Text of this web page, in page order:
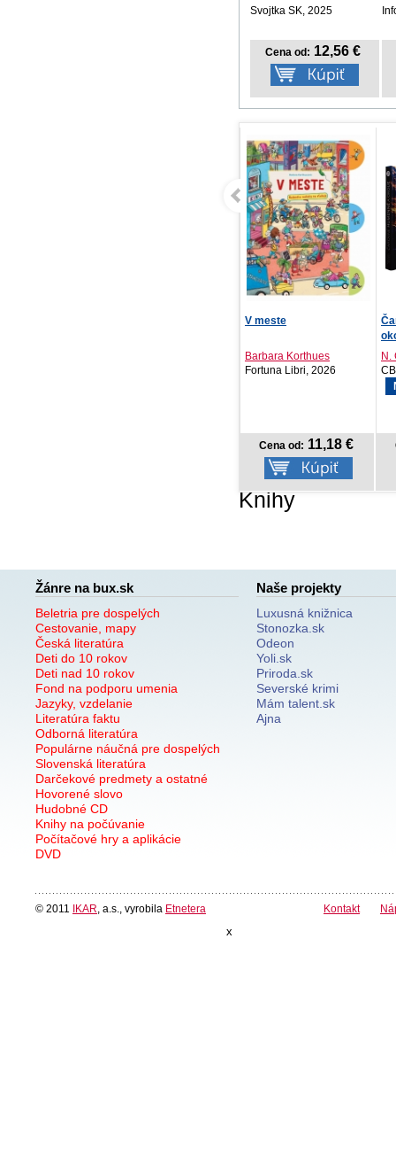
Svojtka SK, 2025
Cena od: 12,56 €
Čarovné Humenné a
N. Čerňa, R. Hlava ...
CBS, 2026
Cena od: 18,75 €
Knihy
Žánre na bux.sk
Beletria pre dospelých
Cestovanie, mapy
Česká literatúra
Deti do 10 rokov
Deti nad 10 rokov
Fond na podporu umenia
Jazyky, vzdelanie
Literatúra faktu
Odborná literatúra
Populárne náučná pre dospelých
Slovenská literatúra
Darčekové predmety a ostatné
Hovorené slovo
Hudobné CD
Knihy na počúvanie
Počítačové hry a aplikácie
DVD
Naše projekty
Luxusná knižnica
Stonozka.sk
Odeon
Yoli.sk
Priroda.sk
Severské krimi
Mám talent.sk
Ajna
© 2011 IKAR , a.s., vyrobila Etnetera Kontakt
x